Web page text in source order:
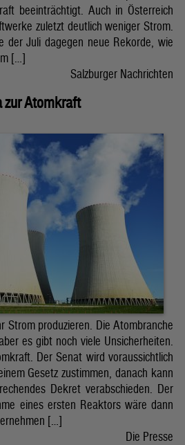
beeinträchtigt. Auch in Österreich
zuletzt deutlich weniger Strom.
der Juli dagegen neue Rekorde, wie
[…]
Salzburger Nachrichten
zur Atomkraft
Strom produzieren. Die Atombranche
es gibt noch viele Unsicherheiten.
Der Senat wird voraussichtlich
Gesetz zustimmen, danach kann
Dekret verabschieden. Der
eines ersten Reaktors wäre dann
[…]
Die Presse